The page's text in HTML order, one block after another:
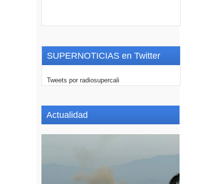
SUPERNOTICIAS en Twitter
Tweets por radiosupercali
Actualidad